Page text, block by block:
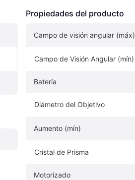
Propiedades del producto
Campo de visión angular (máx)
Campo de Visión Angular (mín)
Batería
Diámetro del Objetivo
Aumento (mín)
Cristal de Prisma
Motorizado